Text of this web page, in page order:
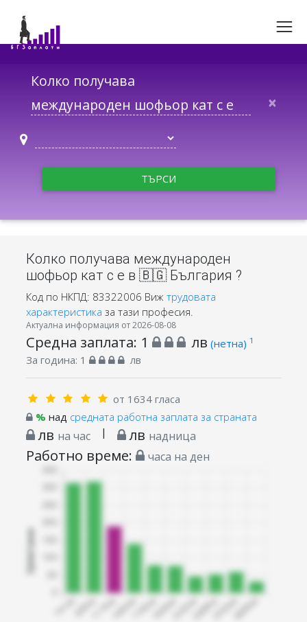
Колко получава
×
ТЪРСИ
Колко получава международен
шофьор кат c e в 🇧🇬 България ?
Код по НКПД: 83322006 Виж трудовата
характеристика за тази професия.
Актуална информация от 2026-08-08
Средна заплата: 1 лв (нетна) 1
За година: 1 лв
от 1634 гласа
% над средната работна заплата за страната
лв на час | лв надница
Работно време: часа на ден